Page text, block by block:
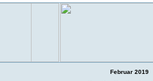
Februar 2019